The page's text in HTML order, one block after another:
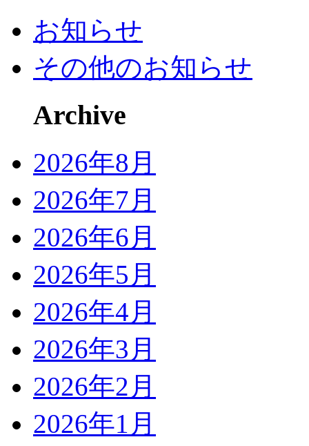
お知らせ
その他のお知らせ
Archive
2026年8月
2026年7月
2026年6月
2026年5月
2026年4月
2026年3月
2026年2月
2026年1月